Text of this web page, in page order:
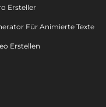
Ersteller
Für Animierte Texte
Erstellen